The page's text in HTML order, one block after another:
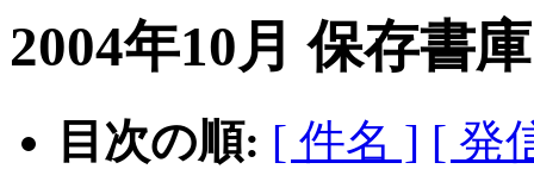
2004年10月 保存書
目次の順: [ 件名 ] [ 発